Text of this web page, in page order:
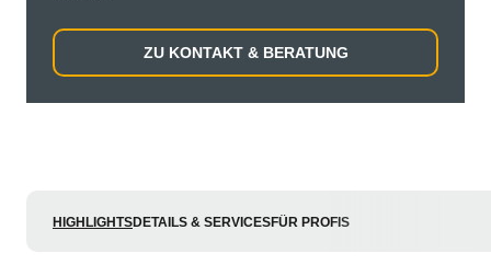
ZU KONTAKT & BERATUNG
HIGHLIGHTSDETAILS & SERVICESFÜR PROFIS